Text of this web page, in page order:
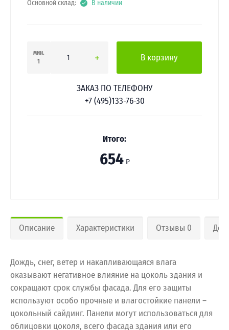
Основной склад: В наличии
мин.
1
В корзину
ЗАКАЗ ПО ТЕЛЕФОНУ
+7 (495)133-76-30
Итого:
654 ₽
Описание Характеристики Отзывы 0
Дождь, снег, ветер и накапливающаяся влага
оказывают негативное влияние на цоколь здания и
сокращают срок службы фасада. Для его защиты
используют особо прочные и влагостойкие панели –
цокольный сайдинг. Панели могут использоваться для
облицовки цоколя, всего фасада здания или его